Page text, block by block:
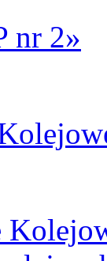
nr 2»